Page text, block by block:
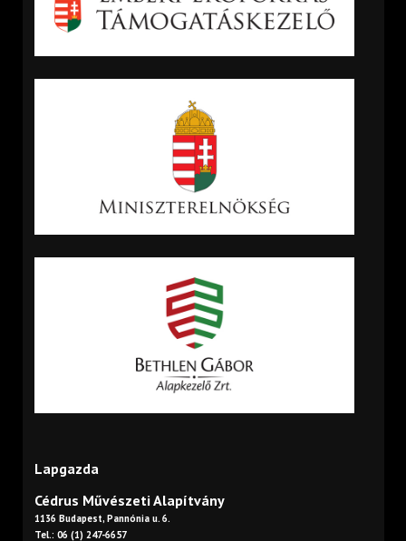
Lapgazda
Cédrus Művészeti Alapítvány
1136 Budapest, Pannónia u. 6.
Tel.: 06 (1) 247-6657